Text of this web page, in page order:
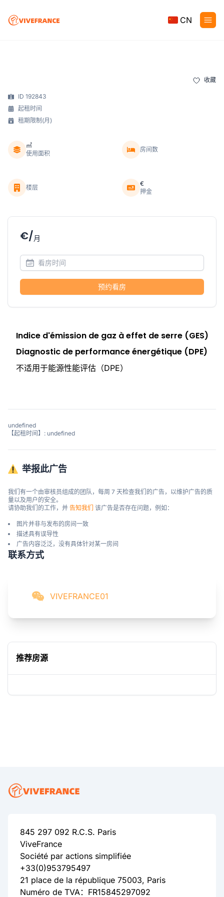
CN
收藏
ID 192843
起租时间
租期限制(月)
㎡
使用面积
房间数
楼层
€
押金
€/月
预约看房
Indice d'émission de gaz à effet de serre (GES)
Diagnostic de performance énergétique (DPE)
不适用于能源性能评估（DPE）
undefined
【起租时间】: undefined
举报此广告
我们有一个由审核员组成的团队，每周 7 天检查我们的广告，以维护广告的质
量以及用户的安全。
请协助我们的工作，并 告知我们 该广告是否存在问题，例如：
图片并非与发布的房间一致
描述具有误导性
广告内容泛泛，没有具体针对某一房间
联系方式
VIVEFRANCE01
推荐房源
845 297 092 R.C.S. Paris
ViveFrance
Société par actions simplifiée
+33(0)953795497
21 place de la république 75003, Paris
Numéro de TVA：FR15845297092